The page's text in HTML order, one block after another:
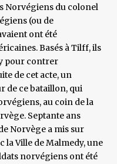
Norvégiens du colonel
(ou de
ont été
Basés à Tilff, ils
pour contrer
de cet acte, un
de ce bataillon, qui
au coin de la
Septante ans
Norvège a mis sur
la Ville de Malmedy, une
norvégiens ont été